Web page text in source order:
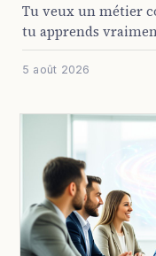
Tu veux un métier
tu apprends
auxiliaire de
beaucoup de cases
5 août 2026